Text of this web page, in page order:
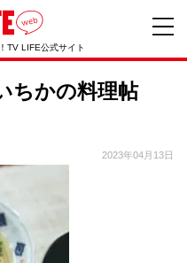
TV LIFE公式サイト
ちかの料理帖
2023年04月13日